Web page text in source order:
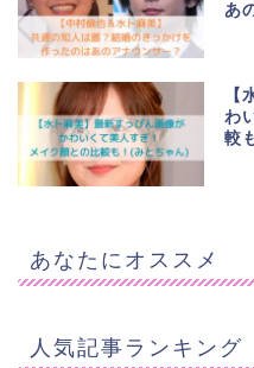
あ
【
わ
較
あなたにオススメ
人気記事ランキング